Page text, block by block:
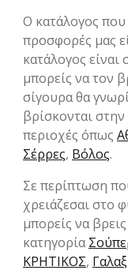
Ο κατάλογος που
προσφορές μας
κατάλογος
μπορείς να τον
σίγουρα θα
βρίσκονται
περιοχές όπως
Σέρρες, Βόλος.
Σε περίπτωση
χρειάζεσαι στο
μπορείς να
κατηγορία
ΚΡΗΤΙΚΟΣ,